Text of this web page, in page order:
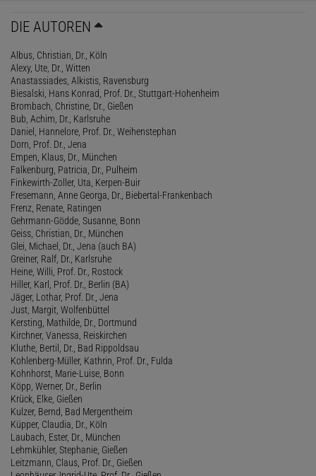
DIE AUTOREN
Albus, Christian, Dr., Köln
Alexy, Ute, Dr., Witten
Anastassiades, Alkistis, Ravensburg
Biesalski, Hans Konrad, Prof. Dr., Stuttgart-Hohenheim
Brombach, Christine, Dr., Gießen
Bub, Achim, Dr., Karlsruhe
Daniel, Hannelore, Prof. Dr., Weihenstephan
Dorn, Prof. Dr., Jena
Empen, Klaus, Dr., München
Falkenburg, Patricia, Dr., Pulheim
Finkewirth-Zoller, Uta, Kerpen-Buir
Fresemann, Anne Georga, Dr., Biebertal-Frankenbach
Frenz, Renate, Ratingen
Gehrmann-Gödde, Susanne, Bonn
Geiss, Christian, Dr., München
Glei, Michael, Dr., Jena (auch BA)
Greiner, Ralf, Dr., Karlsruhe
Heine, Willi, Prof. Dr., Rostock
Hiller, Karl, Prof. Dr., Berlin (BA)
Jäger, Lothar, Prof. Dr., Jena
Just, Margit, Wolfenbüttel
Kersting, Mathilde, Dr., Dortmund
Kirchner, Vanessa, Reiskirchen
Kluthe, Bertil, Dr., Bad Rippoldsau
Kohlenberg-Müller, Kathrin, Prof. Dr., Fulda
Kohnhorst, Marie-Luise, Bonn
Köpp, Werner, Dr., Berlin
Krück, Elke, Gießen
Kulzer, Bernd, Bad Mergentheim
Küpper, Claudia, Dr., Köln
Laubach, Ester, Dr., München
Lehmkühler, Stephanie, Gießen
Leitzmann, Claus, Prof. Dr., Gießen